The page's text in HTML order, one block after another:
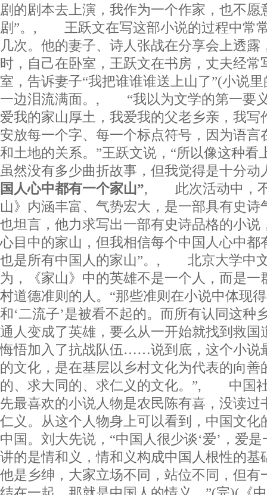
剧的剧本去上演，我作为一个作家，也不愿
剧”。, 王跃文在写这部小说的过程中常
几次。他的妻子、诗人张战在分享会上透露
时，自己在卧室，王跃文在书房，丈夫经常
室，告诉妻子“我把谁谁谁送上山了”(小说
一边泪流满面。, “我以为文学的第一要义
爱我的家山厚土，我爱我的父老乡亲，我写
安放每一个字、每一个标点符号，因为语言
和土地的关系。”王跃文说，“所以像这种看
虽然没有多少曲折故事，但我觉得是十
国人心中都有一个家山”, 此次活动中，不
山》内涵丰富、气势宏大，是一部具有史诗
也坦言，他力求写出一部有史诗品格的小说
心目中的家山，但我相信每个中国人心中都
也是所有中国人的家山”。, 北京大学中
为，《家山》中的英雄不是一个人，而是一
村道德准则的人。“那些准则在小说中体现
和‘二流子’是被看不起的。而所有认同这种
通人变成了英雄，要么从一开始就找到救国
悔悟加入了抗战队伍……说到底，这个小说
的文化，是在基层以乡村文化为代表的向善
的、求大同的、求仁义的文化。”, 中国
先最喜欢的小说人物是农民陈有喜，没读过
仁义。从这个人物身上可以看到，中国文化
中国。刘大先说，“中国人很少谈‘爱’，爱
讲的是情和义，情和义构成中国人根性的基
他是乡绅，大家立场不同，站位不同，但有